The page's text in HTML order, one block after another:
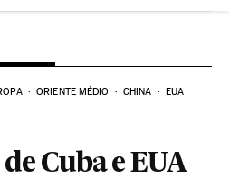
ORIENTE MÉDIO CHINA EUA
Cuba e EUA